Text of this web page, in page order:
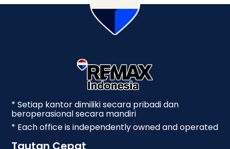
* Setiap kantor dimiliki secara pribadi dan
beroperasional secara mandiri
* Each office is independently owned and operated
Tautan Cepat